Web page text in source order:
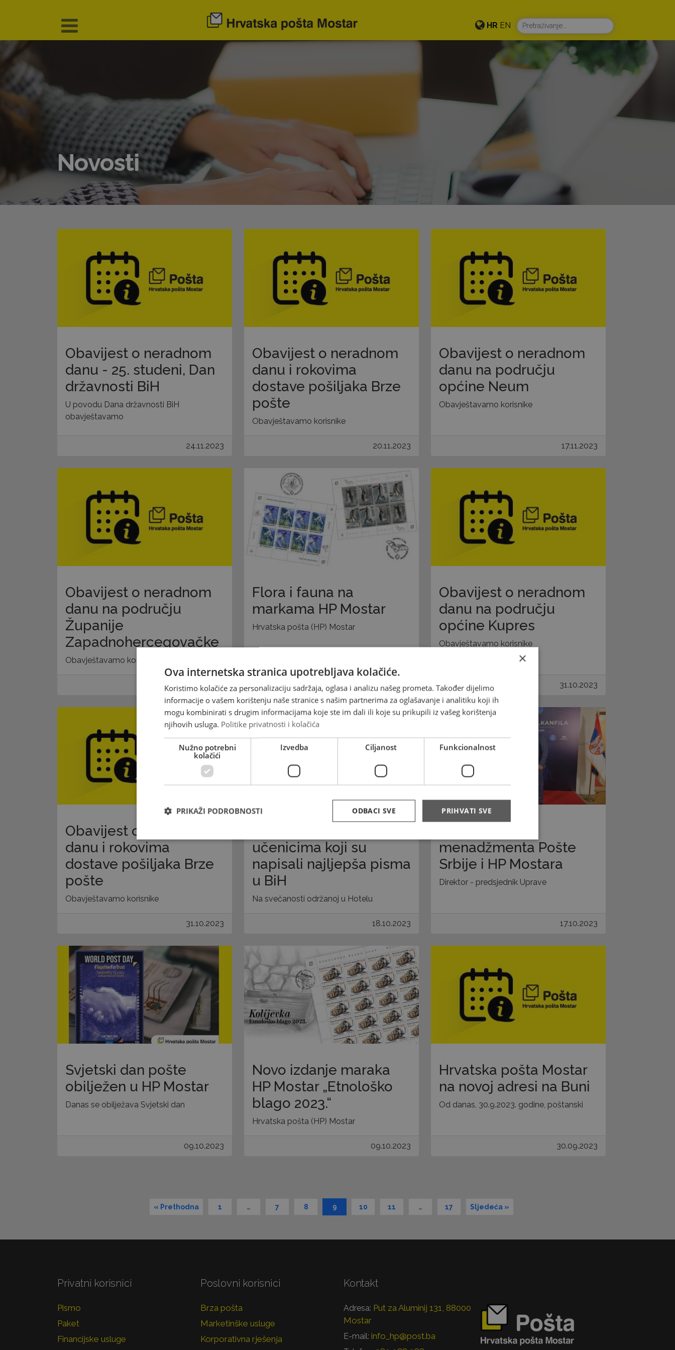
HR EN
Novosti
Obavijest o neradnom
danu - 25. studeni, Dan
državnosti BiH
U povodu Dana državnosti BiH
obavještavamo
24.11.2023
Obavijest o neradnom
danu i rokovima
dostave pošiljaka Brze
pošte
Obavještavamo korisnike
20.11.2023
Obavijest o neradnom
danu na području
općine Neum
Obavještavamo korisnike
17.11.2023
Obavijest o neradnom
danu na području
Županije
Zapadnohercegovačke
Obavještavamo korisnike
16.11.2023
Flora i fauna na
markama HP Mostar
Hrvatska pošta (HP) Mostar
31.10.2023
Obavijest o neradnom
danu na području
općine Kupres
Obavještavamo korisnike
31.10.2023
Obavijest o neradnom
danu i rokovima
dostave pošiljaka Brze
pošte
Obavještavamo korisnike
31.10.2023
učenicima koji su
napisali najljepša pisma
u BiH
Na svečanosti održanoj u Hotelu
18.10.2023
menadžmenta Pošte
Srbije i HP Mostara
Direktor - predsjednik Uprave
17.10.2023
Svjetski dan pošte
obilježen u HP Mostar
Danas se obilježava Svjetski dan
09.10.2023
Novo izdanje maraka
HP Mostar „Etnološko
blago 2023.“
Hrvatska pošta (HP) Mostar
09.10.2023
Hrvatska pošta Mostar
na novoj adresi na Buni
Od danas, 30.9.2023. godine, poštanski
30.09.2023
« Prethodna 1 … 7 8 9 10 11 … 17 Sljedeća »
Privatni korisnici
Pismo
Paket
Financijske usluge
Poslovni korisnici
Brza pošta
Marketinške usluge
Korporativna rješenja
Kontakt
Adresa: Put za Aluminij 131, 88000
Mostar
E-mail: info_hp@post.ba
×
Ova internetska stranica upotrebljava kolačiće.
Koristimo kolačiće za personalizaciju sadržaja, oglasa i analizu našeg prometa. Također dijelimo
informacije o vašem korištenju naše stranice s našim partnerima za oglašavanje i analitiku koji ih
mogu kombinirati s drugim informacijama koje ste im dali ili koje su prikupili iz vašeg korištenja
njihovih usluga. Politike privatnosti i kolačića
Nužno potrebni
kolačići
Izvedba Ciljanost Funkcionalnost
PRIHVATI SVE
ODBACI SVE
PRIKAŽI PODROBNOSTI